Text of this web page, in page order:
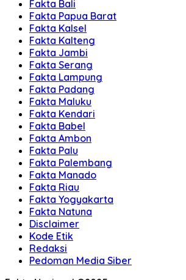
Fakta Bali
Fakta Papua Barat
Fakta Kalsel
Fakta Kalteng
Fakta Jambi
Fakta Serang
Fakta Lampung
Fakta Padang
Fakta Maluku
Fakta Kendari
Fakta Babel
Fakta Ambon
Fakta Palu
Fakta Palembang
Fakta Manado
Fakta Riau
Fakta Yogyakarta
Fakta Natuna
Disclaimer
Kode Etik
Redaksi
Pedoman Media Siber